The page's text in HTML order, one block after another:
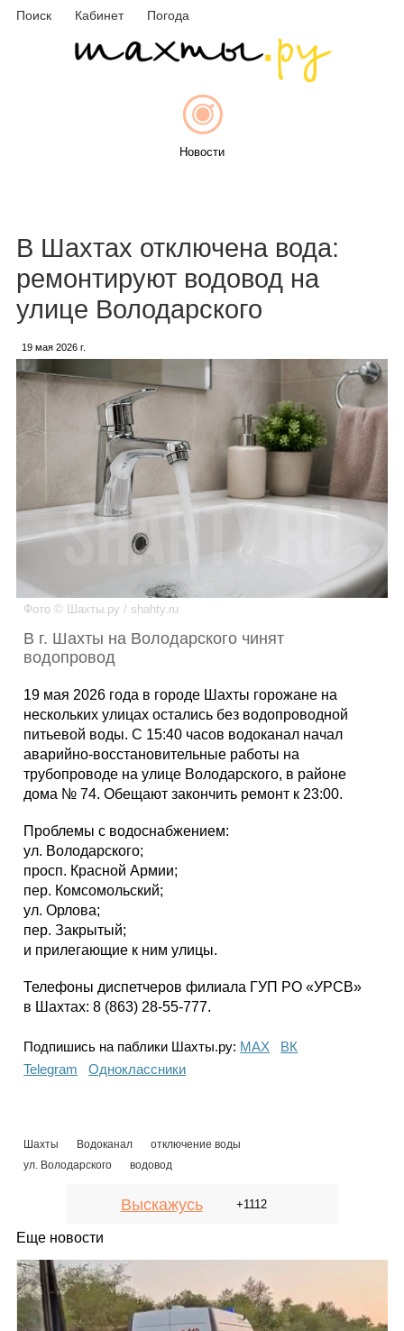
Поиск Кабинет Погода
Новости
Объявления
Инфо
Гороскоп
Фотогалерея
В Шахтах отключена вода:
ремонтируют водовод на
улице Володарского
19 мая 2026 г.
Фото © Шахты.ру / shahty.ru
В г. Шахты на Володарского чинят
водопровод
19 мая 2026 года в городе Шахты горожане на
нескольких улицах остались без водопроводной
питьевой воды. С 15:40 часов водоканал начал
аварийно-восстановительные работы на
трубопроводе на улице Володарского, в районе
дома № 74. Обещают закончить ремонт к 23:00.
Проблемы с водоснабжением:
ул. Володарского;
просп. Красной Армии;
пер. Комсомольский;
ул. Орлова;
пер. Закрытый;
и прилегающие к ним улицы.
Телефоны диспетчеров филиала ГУП РО «УРСВ»
в Шахтах: 8 (863) 28-55-777.
Подпишись на паблики Шахты.ру: МАХ
ВК
Telegram
Одноклассники
Шахты Водоканал
отключение воды
ул. Володарского
водовод
Выскажусь +1112
Еще новости